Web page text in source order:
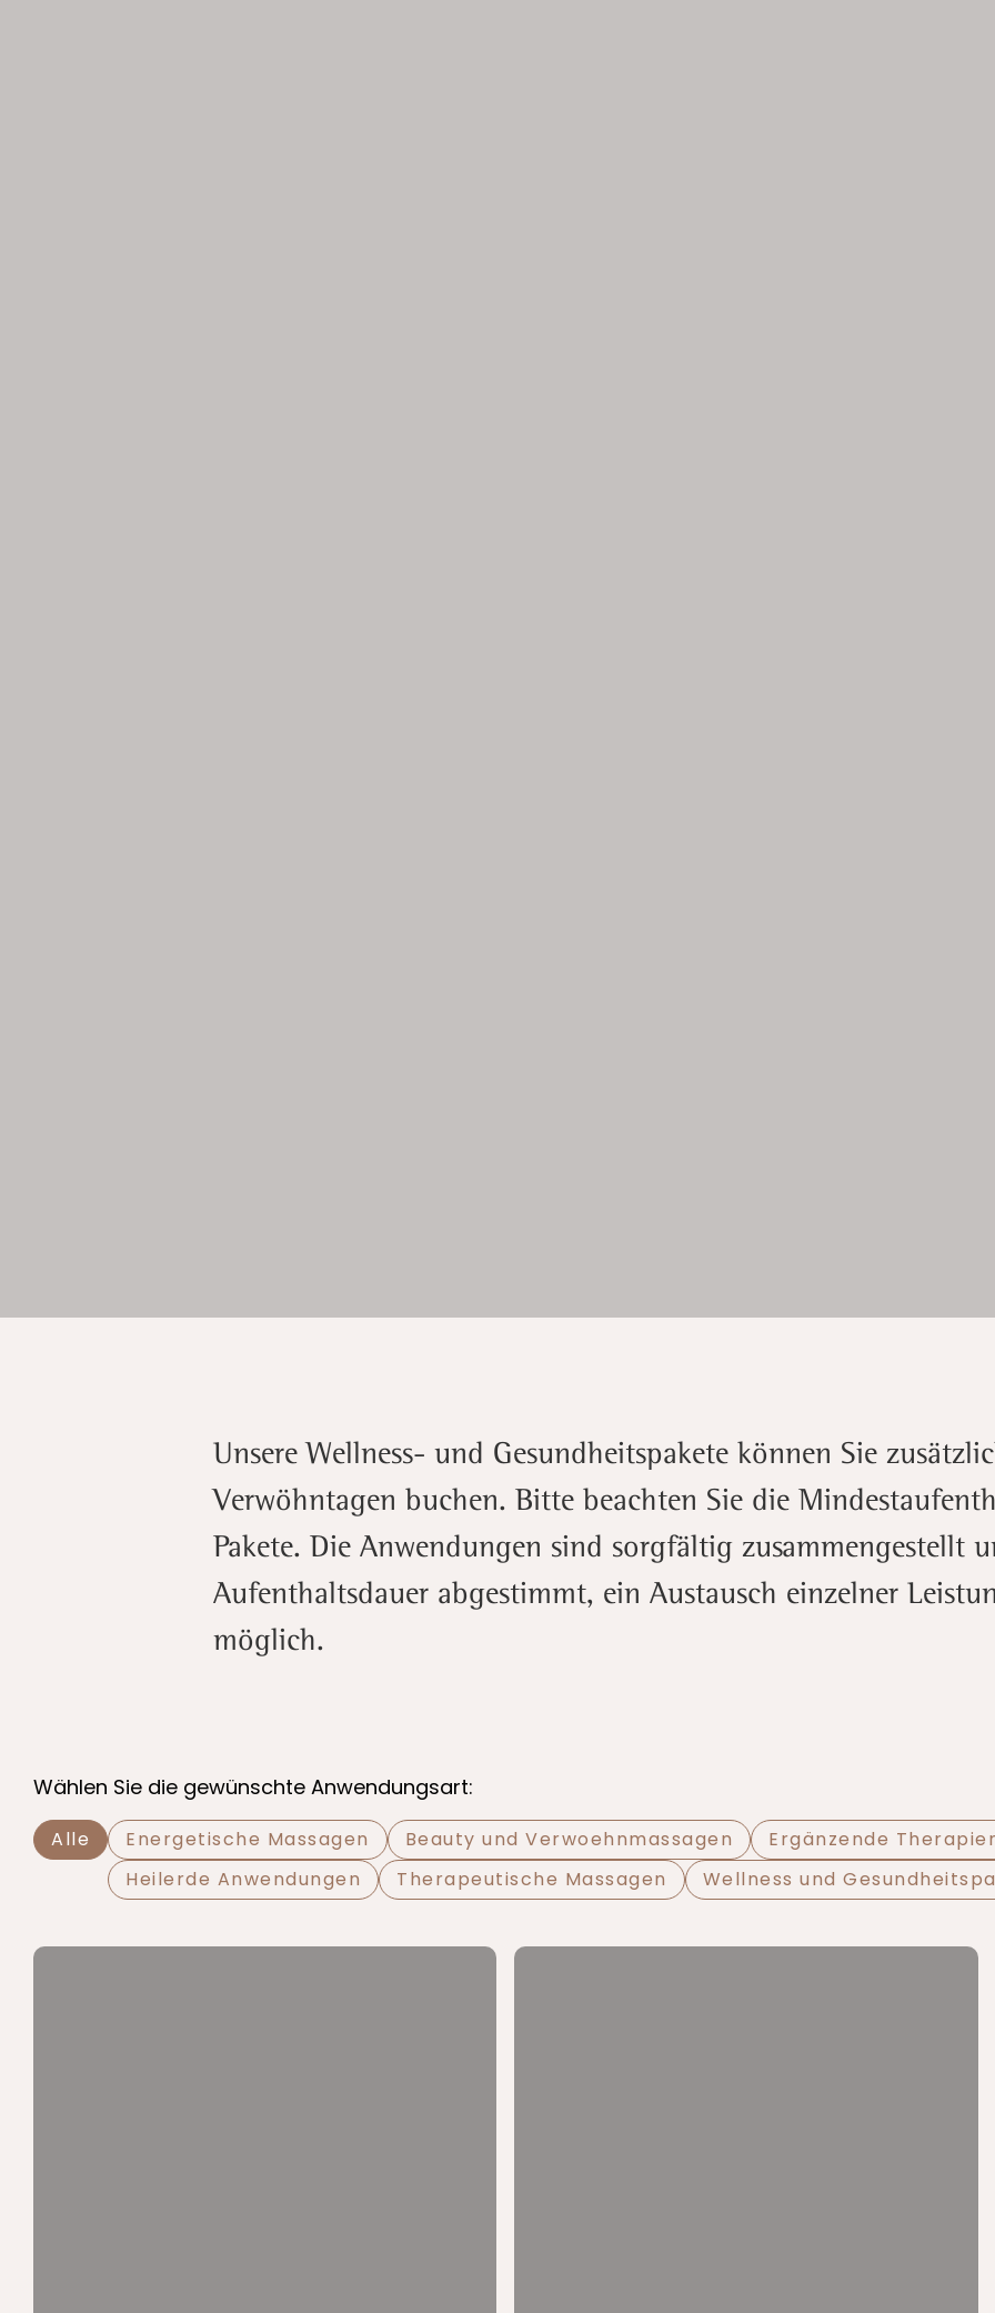
Unsere Wellness- und Gesundheitspakete können Sie
Verwöhntagen buchen. Bitte beachten Sie die
Pakete. Die Anwendungen sind sorgfältig zusammengestellt
Aufenthaltsdauer abgestimmt, ein Austausch einzelner
möglich.
Wählen Sie die gewünschte Anwendungsart:
Alle Energetische Massagen Beauty und Verwoehnmassagen
Ergänzende
Heilerde Anwendungen
Therapeutische Massagen Wellness und